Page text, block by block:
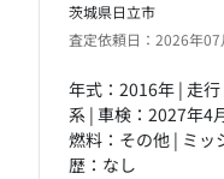
茨城県日立市
査定依頼日：2026年07
年式：2016年 | 走
系 | 車検：2027年4
燃料：その他 | ミッ
歴：なし